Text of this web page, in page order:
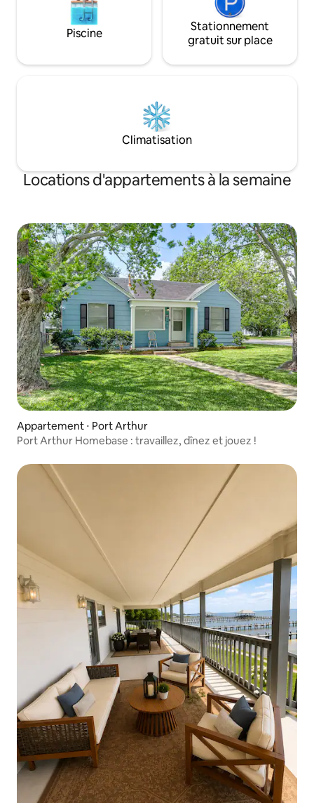
Piscine
Stationnement
gratuit sur place
Climatisation
Locations d'appartements à la semaine
Appartement ⋅ Port Arthur
Port Arthur Homebase : travaillez, dînez et jouez !